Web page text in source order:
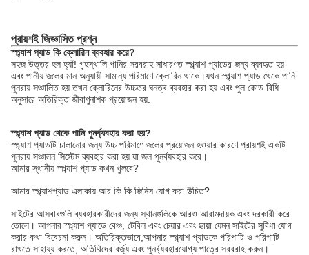
প্রায়শই জিজ্ঞাসিত প্রশ্ন
স্প্ল্যাশ প্যাড কি ক্লোরিন ব্যবহার করে?
সহজ উত্তর হল হ্যাঁ! গৃহস্থালি পানির সরবরাহ সাধারণত স্প্ল্যাশ প্যাডের জন্য ব্যবহৃত হয়
এবং পানীয় জলের মান অনুযায়ী সামান্য পরিমাণে ক্লোরিন থাকে।যখন স্প্ল্যাশ প্যাড থেকে পানি
পুনরায় সঞ্চালিত হয় তখন ক্লোরিনের উচ্চতর ঘনত্ব ব্যবহার করা হয় এবং পুল কোড বিধি
অনুসারে অতিরিক্ত জীবাণুনাশক প্রয়োজন হয়.
স্প্ল্যাশ প্যাড থেকে পানি পুনর্ব্যবহার করা হয়?
স্প্ল্যাশ প্যাডটি চালানোর জন্য উচ্চ পরিমাণে জলের প্রয়োজন হওয়ার কারণে প্রায়শই একটি
পুনরায় সঞ্চালন সিস্টেম ব্যবহার করা হয় যা জল পুনর্ব্যবহার করে।
আমার স্থানীয় স্প্ল্যাশ প্যাড কখন খুলবে?
আমার স্প্ল্যাশপ্যাড এলাকায় আর কি কি জিনিস যোগ করা উচিত?
সাইটের আসবাবগুলি ব্যবহারকারীদের জন্য স্থানগুলিকে আরও আরামদায়ক এবং দরকারী করে
তোলে। আপনার স্প্ল্যাশ প্যাডে বেঞ্চ, টেবিল এবং চেয়ার এবং ছায়া যেমন সাইটের সুবিধা যোগ
করার কথা বিবেচনা করুন। অতিরিক্তভাবে,আপনার স্প্ল্যাশ প্যাডকে পরিপাটি ও পরিপাটি
রাখতে সাহায্য করতে, অতিথিদের বর্জ্য এবং পুনর্ব্যবহারযোগ্য পাত্রে সরবরাহ করুন।